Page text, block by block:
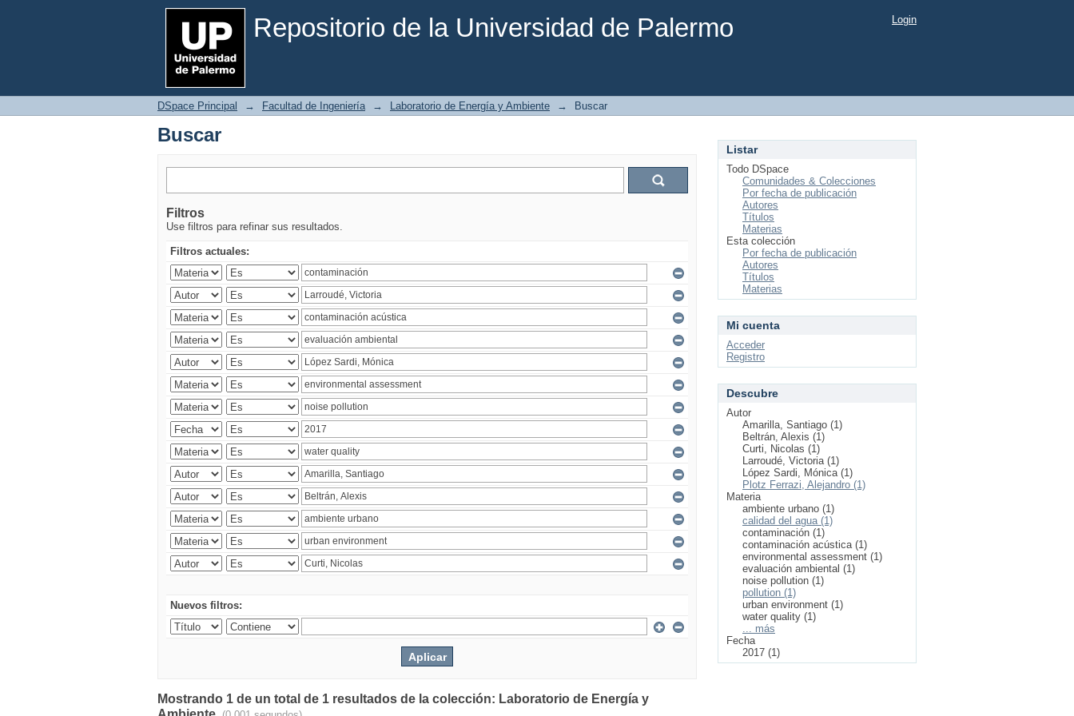
Repositorio de la Universidad de Palermo
Buscar Login
DSpace Principal → Facultad de Ingeniería → Laboratorio de Energía y Ambiente → Buscar
Buscar
Filtros
Use filtros para refinar sus resultados.
Filtros actuales:
Nuevos filtros:
Mostrando 1 de un total de 1 resultados de la colección: Laboratorio de Energía y
Listar
Todo DSpace
Comunidades & Colecciones
Por fecha de publicación
Autores
Títulos
Materias
Esta colección
Por fecha de publicación
Autores
Títulos
Materias
Mi cuenta
Acceder
Registro
Descubre
Autor
Amarilla, Santiago (1)
Beltrán, Alexis (1)
Curti, Nicolas (1)
Larroudé, Victoria (1)
López Sardi, Mónica (1)
Plotz Ferrazi, Alejandro (1)
Materia
ambiente urbano (1)
calidad del agua (1)
contaminación (1)
contaminación acústica (1)
environmental assessment (1)
evaluación ambiental (1)
noise pollution (1)
pollution (1)
urban environment (1)
water quality (1)
... más
Fecha
2017 (1)